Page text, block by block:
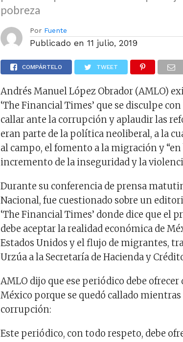
pobreza
Por Fuente
Publicado en 11 julio, 2019
COMPÁRTELO TWEET
Andrés Manuel López Obrador (AMLO)
‘The Financial Times’ que se disculpe
callar ante la corrupción y aplaudir las
eran parte de la política neoliberal, a la
al campo, el fomento a la migración y
incremento de la inseguridad y la
Durante su conferencia de prensa
Nacional, fue cuestionado sobre un
‘The Financial Times’ donde dice que el
debe aceptar la realidad económica de
Estados Unidos y el flujo de migrantes,
Urzúa a la Secretaría de Hacienda y
AMLO dijo que ese periódico debe ofrecer
México porque se quedó callado
corrupción:
Este periódico, con todo respeto, debe